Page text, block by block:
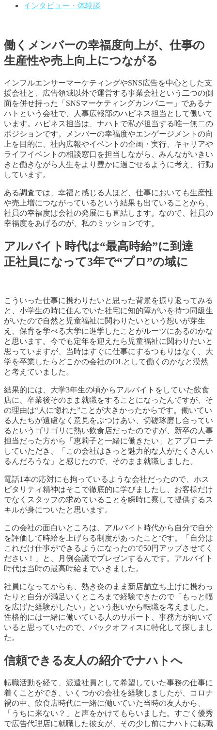
インタビュー・体験談
働くメンバーの幸福度向上が、仕事の
生産性や売上向上につながる
インフルエンサーマーケティングやSNS広告を中心とした支
援会社と、広告領域以外で運営する事業会社という二つの側
面を併せ持った「SNSマーケティングカンパニー」であるナ
ハトという会社で、人事広報部のハピネス担当として働いて
います。ハピネス担当は、ナハトで私が担当する唯一無二の
ポジションです。メンバーの幸福度やエンゲージメントの向
上を目的に、社内広報やイベントの企画・実行、 キャリアや
ライフイベントの相談窓口を担当しながら、 みんながいきい
きと働きながら人生をより豊かに過ごせるように考え、行動
しています。
ある調査では、幸福と感じる 人ほど、仕事においても生産性
や売上増につながっているという結果も出ていることから
社員の幸福度は会社の発展にも直結します。なので、 社員の
幸福度をあげるのが、私のミッションです。
アルバイト時代は“最高時給”に到達
正社員になって3年で“プロ”の域に
こういった仕事に携わりたいと思った背景を振り返ってみる
と、小学生の時に住んでいた社宅に知的障がいを持つ同級生
がいたので自然と児童福祉に関わりたいという想いが芽生
え、保育を学べる大学に進学したことがルーツにあるのかな
と思います。今でも定年を迎え たら児童福祉に関わりたいと
思っていますが、当時はすぐに仕事にするつもりはなく、大
学を卒業したらどこかの会社のOLとして働くのかなと漠然
と考えていました。
結果的には、大学3年生の頃からアルバイトをしていた飲食
店に、卒業後そのまま就職をすることになったんですが、そ
の理由は“人に惚れた”ことが大きかったからです。働いてい
る人たちが遠慮なく意見をぶつけあい、切磋琢磨し合ってい
るというゴリゴリに熱い飲食店だったのですが、新卒の人事
担当だった方から「恵莉子と一緒に働きたい 」と アプローチ
していただき、「この会社はきっと魅力的な人がたくさんい
るんだろうな」と感じたので、そのまま就職しました。
電話1本の応対にも拘っているような会社だったので、ホス
ピタリティ精神はそこで徹底的に学びましたし、お客様だけ
でなくスタッフの求めていることを瞬時に察して提供するス
キルが身についたと思います。
この会社の面白いところは、アルバイト時代から自分で自分
を評価して時給を上げらる制度があったことです。「自分は
これだけ仕事ができるようになったので50円アップさせてく
ださい！」と、月例会議でプレゼンするんです。アルバイト
時代は当時の最高時給までいきました。
社員になってからも、熱き炎のまま新店舗立ち上げに携わっ
たりと 自分が満足いくところまで経験できたので「もっと幅
を広げた経験がしたい」という想いから転職を考えました。
性格的には一緒に働いている人のサポート、事務方が向いて
いると思っていたので、バックオフィスに特化して探しまし
た。
信頼できる友人の紹介でナハトへ
転職活動を経て、派遣社員として希望していた事務の仕事に
着くことができ、いくつかの会社を経験しましたが、コロナ
禍の中、 飲食店時代に一緒に働いていた当時の友人 から、
「うちに来ない？」と声をかけてもらいました。 すごく優秀
で広告代理店に就職した彼女が、その少し前にナハトに転職